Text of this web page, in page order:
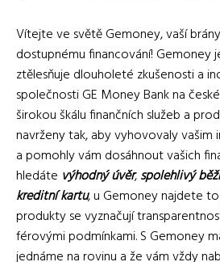
Vítejte ve světě Gemoney, vaší
dostupnému financování! Gemoney
ztělesňuje dlouholeté zkušenosti a
společnosti GE Money Bank na
širokou škálu finančních služeb a
navrženy tak, aby vyhovovaly vašim
a pomohly vám dosáhnout vašich
hledáte výhodný úvěr,spolehlivý
kreditní kartu, u Gemoney najdete
produkty se vyznačují
férovými podmínkami. S Gemoney
jednáme na rovinu a že vám vždy